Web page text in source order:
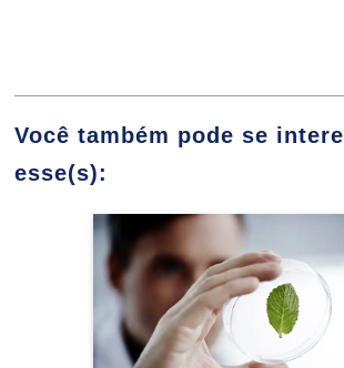
ALFABETIZAÇÃO
45
LARISSA MACIEL GONCALVES
Você também pode se
esse(s):
Ciências
Detalhes do curso